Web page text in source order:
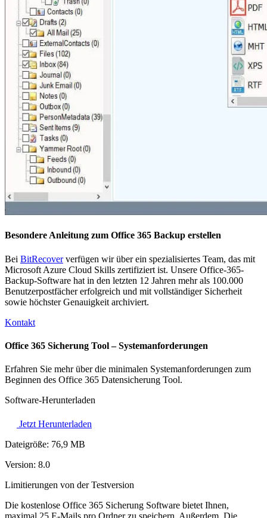
Besondere Anleitung zum Office 365 Backup erstellen
Bei BitRecoververfügen wir über ein spezialisiertes Team, das mit
Microsoft Azure Cloud Skills zertifiziert ist. Unsere Office-365-
Backup-Software hat in den letzten 12 Jahren mehr als 100.000
Benutzerpostfächer erfolgreich und mit vollständiger Sicherheit
sowie höchster Genauigkeit archiviert.
Kontakt
Office 365 Sicherung Tool – Systemanforderungen
Erfahren Sie mehr über die minimalen Systemanforderungen zum
Beginnen des Office 365 Datensicherung Tool.
Software-Herunterladen
Jetzt Herunterladen
Dateigröße: 76,9 MB
Version: 8.0
Limitierungen von der Testversion
Die kostenlose Office 365 Sicherung Software bietet Ihnen,